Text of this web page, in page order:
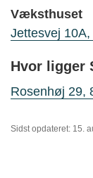
Væksthuset
Jettesvej
Hvor ligger
Rosenhøj 29,
Sidst opdateret: 15.